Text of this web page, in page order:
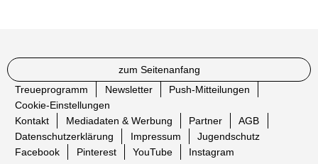
zum Seitenanfang
Treueprogramm
Newsletter
Push-Mitteilungen
Cookie-Einstellungen
Kontakt
Mediadaten & Werbung Partner
AGB
Datenschutzerklärung
Impressum
Jugendschutz
Facebook
Pinterest YouTube Instagram